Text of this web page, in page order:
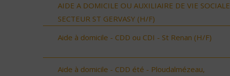
AIDE A DOMICILE OU AUXILIAIRE DE VIE SOCIALE
SECTEUR ST GERVASY (H/F)
Aide à domicile - CDD ou CDI - St Renan (H/F)
Aide à domicile - CDD été - Ploudalmézeau,